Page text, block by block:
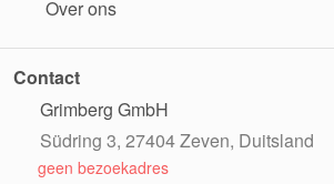
Over ons
Contact
Grimberg GmbH
Südring 3, 27404 Zeven, Duitsland
geen bezoekadres